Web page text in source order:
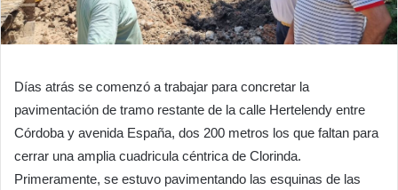
Días atrás se comenzó a trabajar para concretar la
pavimentación de tramo restante de la calle Hertelendy entre
Córdoba y avenida España, dos 200 metros los que faltan para
cerrar una amplia cuadricula céntrica de Clorinda.
Primeramente, se estuvo pavimentando las esquinas de las